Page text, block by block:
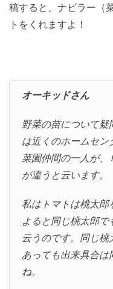
稿すると、ナビラー（
トをくれますよ！
オーキッドさん
野菜の苗について
は近くのホームセ
菜園仲間の一人が
が違うと云います。
私はトマトは桃太
よると同じ桃太郎
云うのです。同じ
あっても出来具合は
ね。